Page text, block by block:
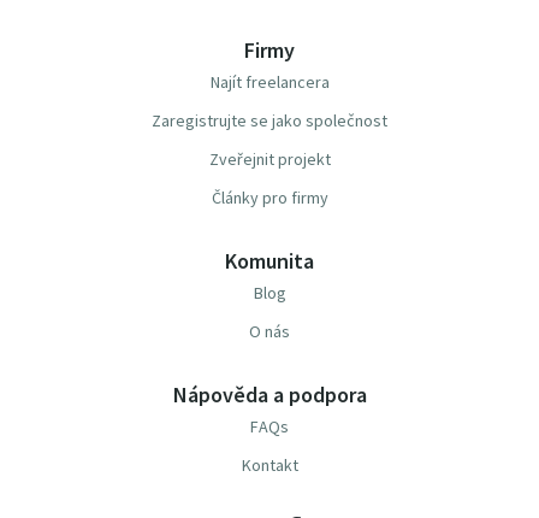
Firmy
Najít freelancera
Zaregistrujte se jako společnost
Zveřejnit projekt
Články pro firmy
Komunita
Blog
O nás
Nápověda a podpora
FAQs
Kontakt